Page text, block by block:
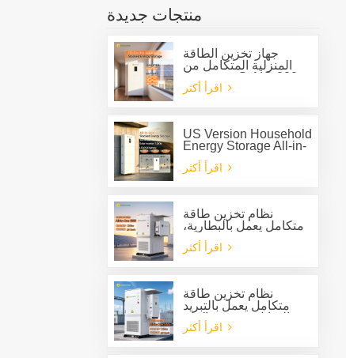
منتجات جديدة
جهاز تخزين الطاقة
المنزلية المتكامل من
جرين صن G-AIO-200-
S6K/S11K
US Version Household
Energy Storage All-in-
one Machine G-AIO-
200-U7.2K
نظام تخزين طاقة
متكامل يعمل بالبطارية،
مزود بنظام تبريد سائل،
للاستخدام الخارجي، من
كيلوواط/ساعة.
نظام تخزين طاقة
متكامل يعمل بالتبريد
السائل، مزود بعاكس
هجين بقدرة 125 كيلوواط